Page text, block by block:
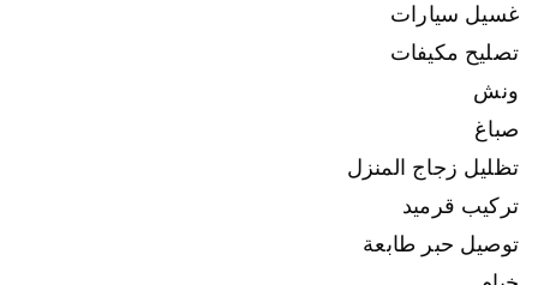
غسيل سيارات
تصليح مكيفات
ونش
صباغ
تظليل زجاج المنزل
تركيب قرميد
توصيل حبر طابعة